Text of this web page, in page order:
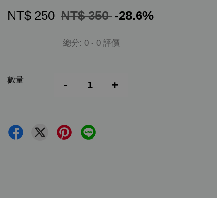
NT$ 250 NT$ 350 -28.6%
總分: 0 - 0 評價
數量 - +